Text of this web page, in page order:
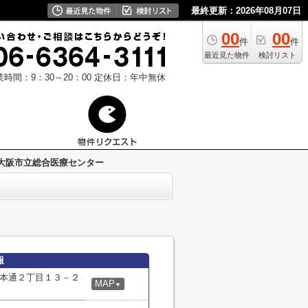
最終更新：2026年08月07日
00件
最近見た物件
00件
検討リスト
時間：9：30～20：00 定休日：年中無休
阪市立総合医療センター
通２丁目１３－２
MAP ▼